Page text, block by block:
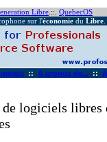
Libre .::. QuebecOS
sur l'économie du Libre
:: A propos de... ::
de logiciels libres